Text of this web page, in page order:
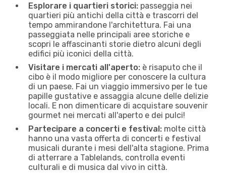
Esplorare i quartieri storici: passeggia nei
quartieri più antichi della città e trascorri del
tempo ammirandone l'architettura. Fai una
passeggiata nelle principali aree storiche e
scopri le affascinanti storie dietro alcuni degli
edifici più iconici della città.
Visitare i mercati all'aperto: è risaputo che il
cibo è il modo migliore per conoscere la cultura
di un paese. Fai un viaggio immersivo per le tue
papille gustative e assaggia alcune delle delizie
locali. E non dimenticare di acquistare souvenir
gourmet nei mercati all'aperto e dei pulci!
Partecipare a concerti e festival: molte città
hanno una vasta offerta di concerti e festival
musicali durante i mesi dell'alta stagione. Prima
di atterrare a Tablelands, controlla eventi
culturali e di musica dal vivo in città.